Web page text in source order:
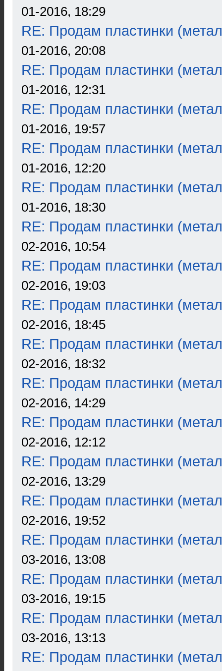
01-2016, 18:29
RE: Продам пластинки
01-2016, 20:08
RE: Продам пластинки
01-2016, 12:31
RE: Продам пластинки
01-2016, 19:57
RE: Продам пластинки
01-2016, 12:20
RE: Продам пластинки
01-2016, 18:30
RE: Продам пластинки
02-2016, 10:54
RE: Продам пластинки
02-2016, 19:03
RE: Продам пластинки
02-2016, 18:45
RE: Продам пластинки
02-2016, 18:32
RE: Продам пластинки
02-2016, 14:29
RE: Продам пластинки
02-2016, 12:12
RE: Продам пластинки
02-2016, 13:29
RE: Продам пластинки
02-2016, 19:52
RE: Продам пластинки
03-2016, 13:08
RE: Продам пластинки
03-2016, 19:15
RE: Продам пластинки
03-2016, 13:13
RE: Продам пластинки